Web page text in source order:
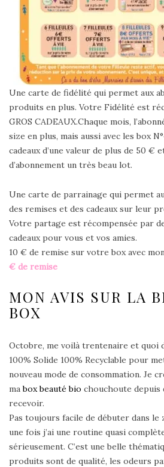
Une carte de fidélité qui permet aux
produits en plus. Votre Fidélité est
GROS CADEAUX.Chaque mois,
size en plus, mais aussi avec les box
cadeaux d’une valeur de plus de 50 €
d’abonnement un très beau lot.
Une carte de parrainage qui permet
des remises et des cadeaux sur leur
Votre partage est récompensée par
cadeaux pour vous et vos amies.
10 € de remise sur votre box avec
€ de remise
MON AVIS SUR LA
BOX
Octobre, me voilà trentenaire et quoi
100% Solide 100% Recyclable pour
nouveau mode de consommation. Je
mabox beauté bio chouchoute depuis
recevoir.
Pas toujours facile de débuter dans
une fois j’ai une routine quasi
sérieusement. C’est une belle
produits sont de qualité, les odeurs